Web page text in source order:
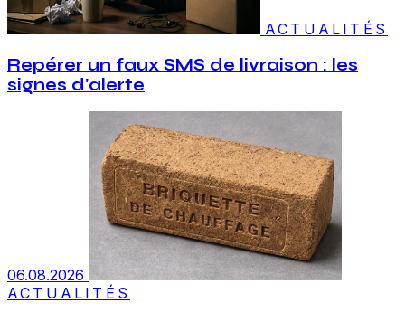
ACTUALITÉS
Repérer un faux SMS de livraison : les
signes d'alerte
06.08.2026
ACTUALITÉS